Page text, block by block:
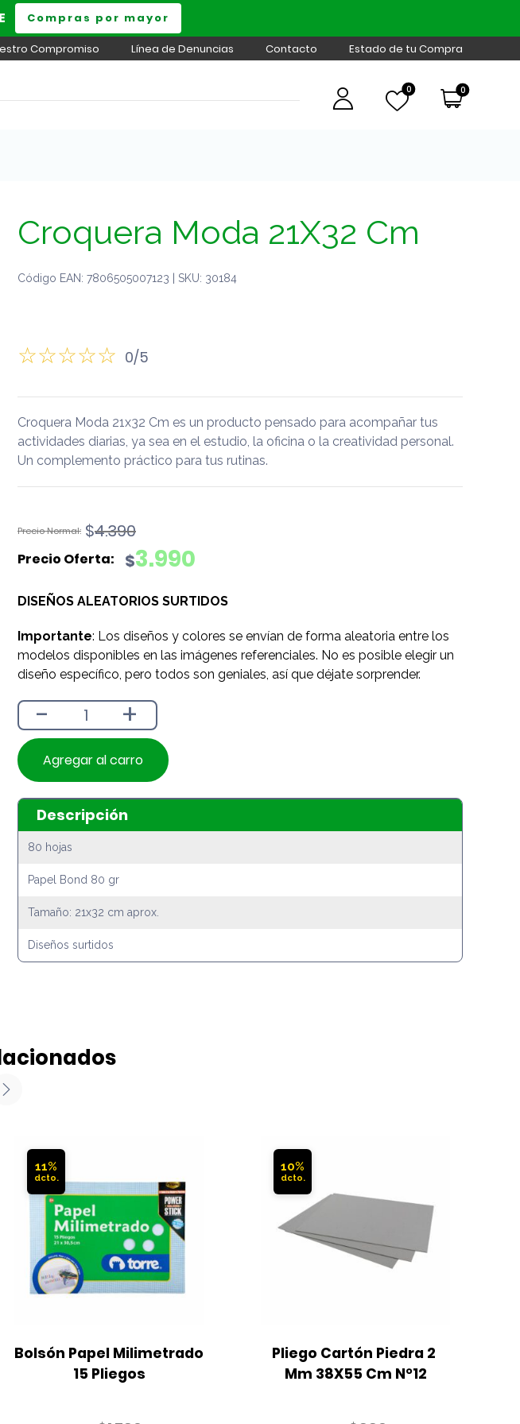
Compras por mayor
Compromiso Línea de Denuncias Contacto Estado de tu Compra
0 0
Croquera Moda 21X32 Cm
Código EAN: 7806505007123 | SKU: 30184
0/5
Croquera Moda 21x32 Cm es un producto pensado para acompañar tus
actividades diarias, ya sea en el estudio, la oficina o la creatividad personal.
Un complemento práctico para tus rutinas.
$4.390
El
original
$4.390.
$3.990
El
actual
$3.990.
DISEÑOS ALEATORIOS SURTIDOS
Importante: Los diseños y colores se envían de forma aleatoria entre los
modelos disponibles en las imágenes referenciales. No es posible elegir un
diseño específico, pero todos son geniales, así que déjate sorprender.
- +
Agregar al carro
Descripción
80 hojas
Papel Bond 80 gr
Tamaño: 21x32 cm aprox.
Diseños surtidos
11%
Bolsón Papel Milimetrado
15 Pliegos
10%
Pliego Cartón Piedra 2
Mm 38X55 Cm N°12